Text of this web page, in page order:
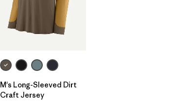
M's Long-Sleeved Dirt
Craft Jersey